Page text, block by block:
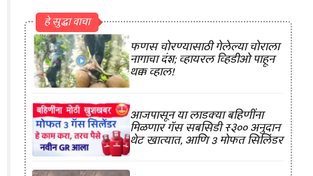
हे सुद्धा वाचा
फणस चोरण्यासाठी गेलेल्या चोराला
नागाचा दंश; व्हायरल व्हिडीओ पाहून
थक्क व्हाल!
आजपासून या लाडक्या बहिणींना
मिळणार गॅस सबसिडी ₹३०० अनुदान
थेट खात्यात, आणि 3 मोफत सिलिंडर